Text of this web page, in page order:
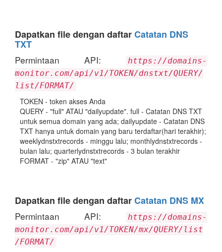
Dapatkan file dengan daftarCatatan DNS
TXT
Permintaan API:
https://domains-
monitor.com/api/v1/TOKEN/dnstxt/QUERY/
list/FORMAT/
TOKEN - token akses Anda
QUERY - "full" ATAU "dailyupdate". full - Catatan DNS TXT
untuk semua domain yang ada; dailyupdate - Catatan DNS
TXT hanya untuk domain yang baru terdaftar(hari terakhir);
weeklydnstxtrecords - minggu lalu; monthlydnstxtrecords -
bulan lalu; quarterlydnstxtrecords - 3 bulan terakhir
FORMAT - "zip" ATAU "text"
Dapatkan file dengan daftarCatatan DNS MX
Permintaan API:
https://domains-
monitor.com/api/v1/TOKEN/mx/QUERY/list
/FORMAT/